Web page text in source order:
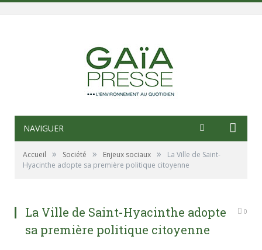
NAVIGUER
Accueil » Société » Enjeux sociaux »
La Ville de Saint-
Hyacinthe adopte sa première politique citoyenne
La Ville de Saint-Hyacinthe adopte
sa première politique citoyenne
0